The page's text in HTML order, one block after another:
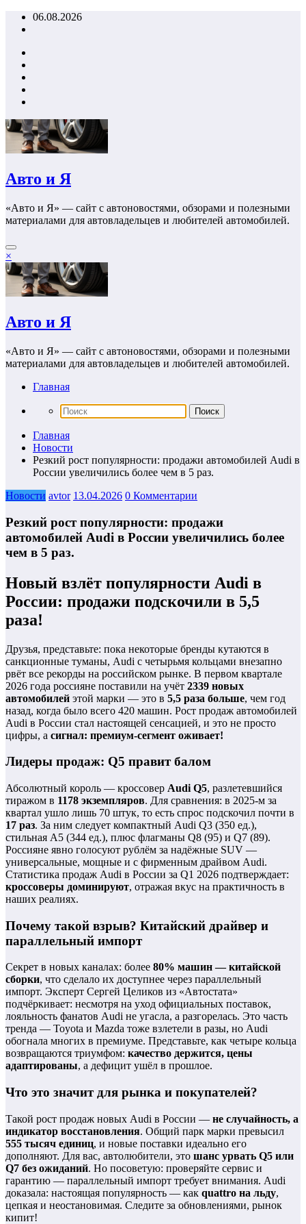
Перейти06.08.2026
Авто и Я
«Авто и Я» — сайт с автоновостями, обзорами и полезными
материалами для автовладельцев и любителей автомобилей.
×
Авто и Я
«Авто и Я» — сайт с автоновостями, обзорами и полезными
материалами для автовладельцев и любителей автомобилей.
Главная
Главная
Новости
Резкий рост популярности: продажи автомобилей Audi в
России увеличились более чем в 5 раз.
Новости avtor 13.04.2026 0 Комментарии
Резкий рост популярности: продажи
автомобилей Audi в России увеличились более
чем в 5 раз.
Новый взлёт популярности Audi в
России: продажи подскочили в 5,5
раза!
Друзья, представьте: пока некоторые бренды кутаются в
санкционные туманы, Audi с четырьмя кольцами внезапно
рвёт все рекорды на российском рынке. В первом квартале
2026 года россияне поставили на учёт 2339 новых
автомобилей этой марки — это в 5,5 раза больше, чем год
назад, когда было всего 420 машин. Рост продаж автомобилей
Audi в России стал настоящей сенсацией, и это не просто
цифры, а сигнал: премиум-сегмент оживает!
Лидеры продаж: Q5 правит балом
Абсолютный король — кроссовер Audi Q5, разлетевшийся
тиражом в 1178 экземпляров. Для сравнения: в 2025-м за
квартал ушло лишь 70 штук, то есть спрос подскочил почти в
17 раз. За ним следует компактный Audi Q3 (350 ед.),
стильная A5 (344 ед.), плюс флагманы Q8 (95) и Q7 (89).
Россияне явно голосуют рублём за надёжные SUV —
универсальные, мощные и с фирменным драйвом Audi.
Статистика продаж Audi в России за Q1 2026 подтверждает:
кроссоверы доминируют, отражая вкус на практичность в
наших реалиях.
Почему такой взрыв? Китайский драйвер и
параллельный импорт
Секрет в новых каналах: более 80% машин — китайской
сборки, что сделало их доступнее через параллельный
импорт. Эксперт Сергей Целиков из «Автостата»
подчёркивает: несмотря на уход официальных поставок,
лояльность фанатов Audi не угасла, а разгорелась. Это часть
тренда — Toyota и Mazda тоже взлетели в разы, но Audi
обогнала многих в премиуме. Представьте, как четыре кольца
возвращаются триумфом: качество держится, цены
адаптированы, а дефицит ушёл в прошлое.
Что это значит для рынка и покупателей?
Такой рост продаж новых Audi в России — не случайность, а
индикатор восстановления. Общий парк марки превысил
555 тысяч единиц, и новые поставки идеально его
дополняют. Для вас, автолюбители, это шанс урвать Q5 или
Q7 без ожиданий. Но посоветую: проверяйте сервис и
гарантию — параллельный импорт требует внимания. Audi
доказала: настоящая популярность — как quattro на льду,
цепкая и неостановимая. Следите за обновлениями, рынок
кипит!